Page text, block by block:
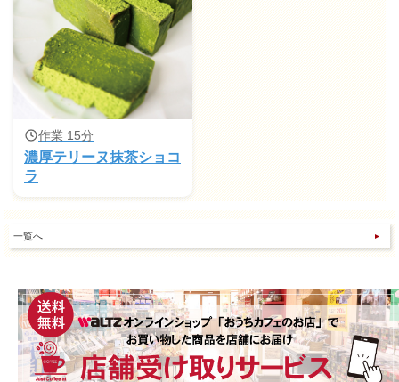
作業 15分
濃厚テリーヌ抹茶ショコ
ラ
一覧へ